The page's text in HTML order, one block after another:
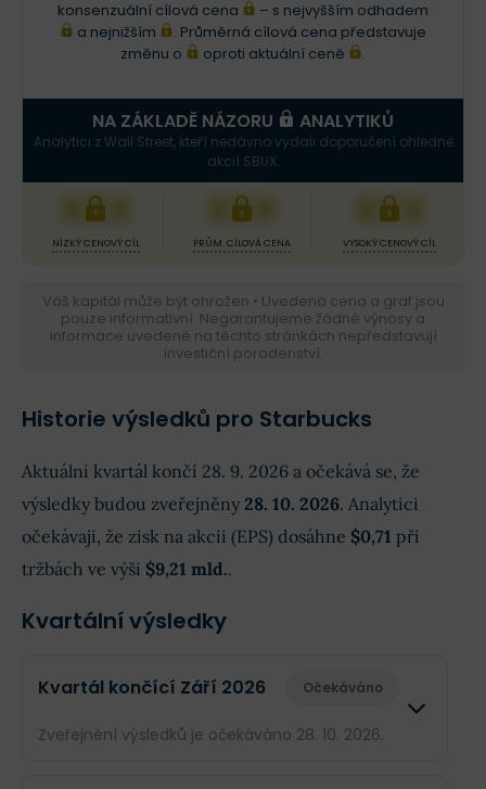
konsenzuální cílová cena
– s nejvyšším odhadem
a nejnižším
. Průměrná cílová cena představuje
změnu o
oproti aktuální ceně .
NA ZÁKLADĚ NÁZORU ANALYTIKŮ
Analytici z Wall Street, kteří nedávno vydali doporučení ohledně
akcií SBUX.
XXX
NÍZKÝ CENOVÝ CÍL
XXX
PRŮM. CÍLOVÁ CENA
XXX
VYSOKÝ CENOVÝ CÍL
Váš kapitál může být ohrožen • Uvedená cena a graf jsou
pouze informativní. Negarantujeme žádné výnosy a
informace uvedené na těchto stránkách nepředstavují
investiční poradenství.
Historie výsledků pro Starbucks
Aktuální kvartál končí 28. 9. 2026 a očekává se, že
výsledky budou zveřejněny 28. 10. 2026. Analytici
očekávají, že zisk na akcii (EPS) dosáhne $0,71 při
tržbách ve výši $9,21 mld..
Kvartální výsledky
Kvartál končící Září 2026 Očekáváno
Zveřejnění výsledků je očekáváno 28. 10. 2026.